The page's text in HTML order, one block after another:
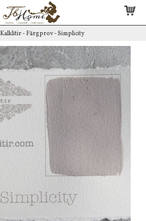
Kalklitir - Färgprov - Simplicity